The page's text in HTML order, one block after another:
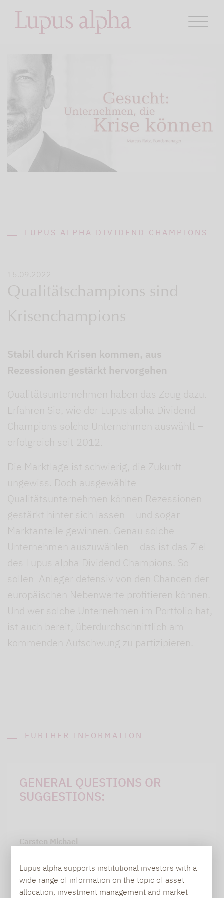
Lupus alpha supports institutional investors with a
wide range of information on the topic of asset
allocation, investment management and market
LUPUS ALPHA DIVIDEND CHAMPIONS
15.09.2022
Qualitätschampions sind
Krisenchampions
Stabil durch Krisen kommen, aus
Rezessionen gestärkt hervorgehen
Qualitätsunternehmen haben das Zeug dazu.
Erfahren Sie, wie der Lupus alpha Dividend
Champions solche Unternehmen auswählt –
erfolgreich seit 2012.
Die Marktlage ist schwierig, die Zukunft
ungewiss. Doch ausgewählte
Qualitätsunternehmen können Rezessionen
gestärkt hinter sich lassen – und sogar
Marktanteile gewinnen. Genau solche
Unternehmen auszuwählen – das ist das Ziel
des Lupus alpha Dividend Champions. So
sollen Anleger defensiv von den Chancen der
europäischen Nebenwerte profitieren können.
Und wer solche Unternehmen im Portfolio hat,
ist auch bereit, überdurchschnittlich am
kommenden Aufschwung zu partizipieren.
FURTHER INFORMATION
GENERAL QUESTIONS OR
SUGGESTIONS:
Carsten Michael
carsten.michael@lupusalpha.de